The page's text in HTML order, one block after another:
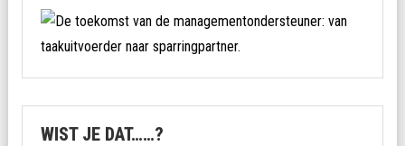
WIST JE DAT……?